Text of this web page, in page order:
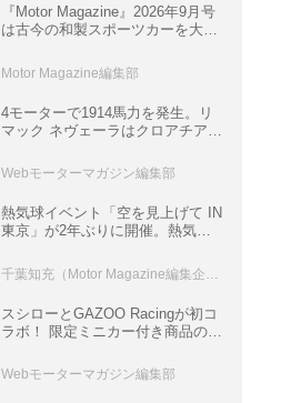
『Motor Magazine』2026年9月号
は古今の和製スポーツカーを大特
情報も満載
Motor Magazine編集部
4モーターで1914馬力を発生。リ
マック ネヴェーラはクロアチア発
ロニクル・完全版／115】
Webモーターマガジン編集部
熱気球イベント「空を見上げて IN
東京」が2年ぶりに開催。熱気球
室などのコンテンツも
スシローとGAZOO Racingが初コ
ラボ！ 限定ミニカー付き商品の
ト体験があたる抽選企画などを展
開
Webモーターマガジン編集部